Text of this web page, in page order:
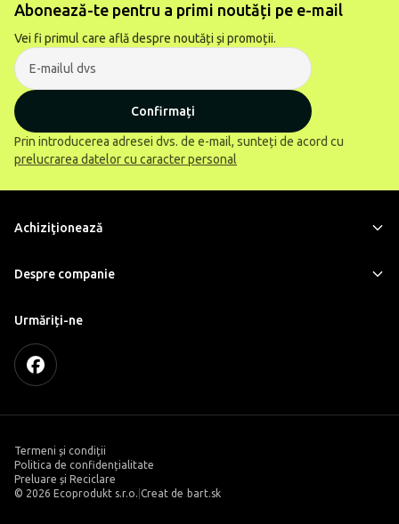
Abonează-te pentru a primi noutăți pe e-mail
Vei fi primul care află despre noutăți și promoții.
Confirmați
Prin introducerea adresei dvs. de e-mail, sunteți de acord cu
prelucrarea datelor cu caracter personal
Achiziţionează
Despre companie
Urmăriți-ne
Termeni și condiții
Politica de confidențialitate
Preluare și Reciclare
© 2026 Ecoprodukt s.r.o. Creat de bart.sk